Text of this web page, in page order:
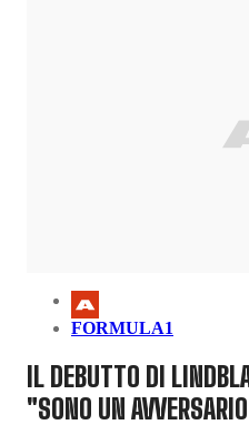
FORMULA1
IL DEBUTTO DI
"SONO UN